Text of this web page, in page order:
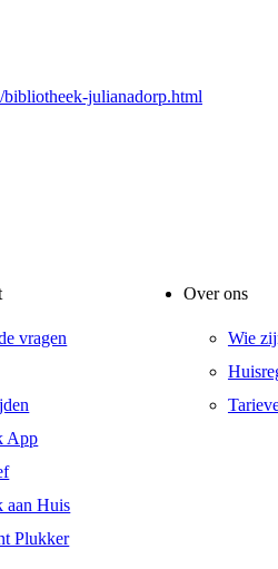
julianadorp.html
vragen
App
aan Huis
Plukker
Over ons
Wie